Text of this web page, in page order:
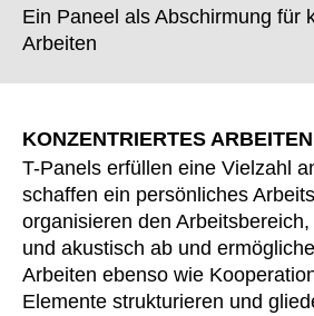
Finnland(FI)
Frankreich
Großbritannien(GB)
Guinea(GN)
Hongkong(HK)
Indien
Indonesien(ID)
Iran(IR)
Ein Paneel als Abschirmung für
Arbeiten
KONZENTRIERTES ARBEITEN
T-Panels erfüllen eine Vielzahl
schaffen ein persönliches
organisieren den Arbeitsbereich,
und akustisch ab und
Arbeiten ebenso wie
Elemente strukturieren und